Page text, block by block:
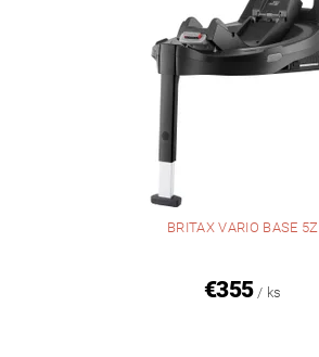
BRITAX VARIO BASE 5Z
€355 / ks